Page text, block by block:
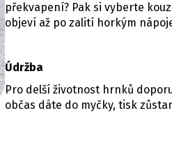
překvapení? Pak si vyberte
objeví až po zalití horkým
Údržba
Pro delší životnost hrnků
občas dáte do myčky, tisk